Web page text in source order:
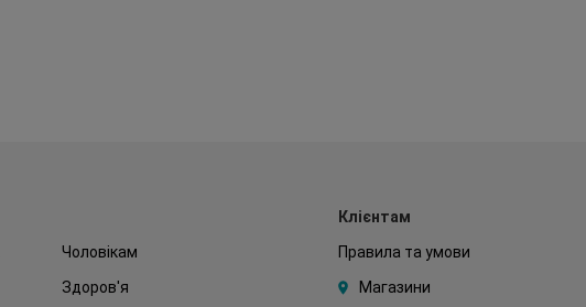
Чоловікам
Здоров'я
Клієнтам
Правила та умови
Магазини